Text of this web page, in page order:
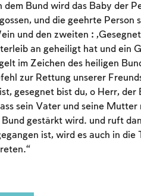
dem Bund wird das Baby der
und die geehrte Person
und den zweiten :
an geheiligt hat und ein
im Zeichen des heiligen
zur Rettung unserer
gesegnet bist du, o Herr,
sein Vater und seine
gestärkt wird. und ruft
ist, wird es auch in
Account
To mark concepts as
an account or log in.
Sign up Login